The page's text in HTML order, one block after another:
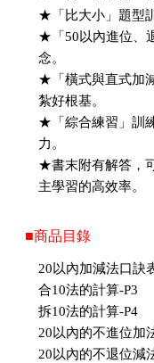
★「比大小」題型
★「50以內進位、
念。
★「橫式與直式加
紮好根基。
★「綜合練習」訓
力。
★書末附有解答，
主學習的高效率。
■商品目錄
20以內加減法口訣
合10法的計算-P3
拆10法的計算-P4
20以內的不進位加
20以內的不退位減